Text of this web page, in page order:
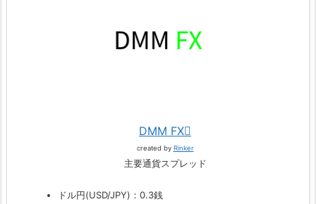
DMM FX
created by Rinker
主要通貨スプレッド
ドル円(USD/JPY)：0.3銭